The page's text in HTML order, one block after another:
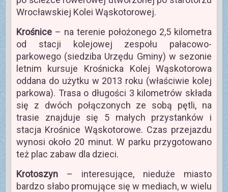
Wrocławskiej Kolei Wąskotorowej.
Krośnice– na terenie położonego 2,5 kilometra
od stacji kolejowej zespołu pałacowo-
parkowego (siedziba Urzędu Gminy) w sezonie
letnim kursuje Krośnicka Kolej Wąskotorowa
oddana do użytku w 2013 roku (właściwie kolej
parkowa). Trasa o długości 3 kilometrów składa
się z dwóch połączonych ze sobą pętli, na
trasie znajduje się 5 małych przystanków i
stacja Krośnice Wąskotorowe. Czas przejazdu
wynosi około 20 minut. W parku przygotowano
też plac zabaw dla dzieci.
Krotoszyn– interesujące, nieduże miasto
bardzo słabo promujące się w mediach, w wielu